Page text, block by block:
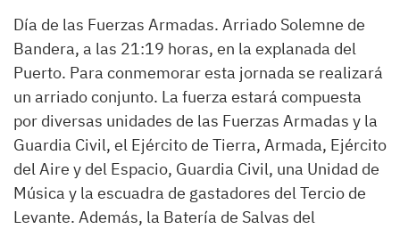
Día de las Fuerzas Armadas. Arriado Solemne de
Bandera, a las 21:19 horas, en la explanada del
Puerto. Para conmemorar esta jornada se realizará
un arriado conjunto. La fuerza estará compuesta
por diversas unidades de las Fuerzas Armadas y la
Guardia Civil, el Ejército de Tierra, Armada, Ejército
del Aire y del Espacio, Guardia Civil, una Unidad de
Música y la escuadra de gastadores del Tercio de
Levante. Además, la Batería de Salvas del